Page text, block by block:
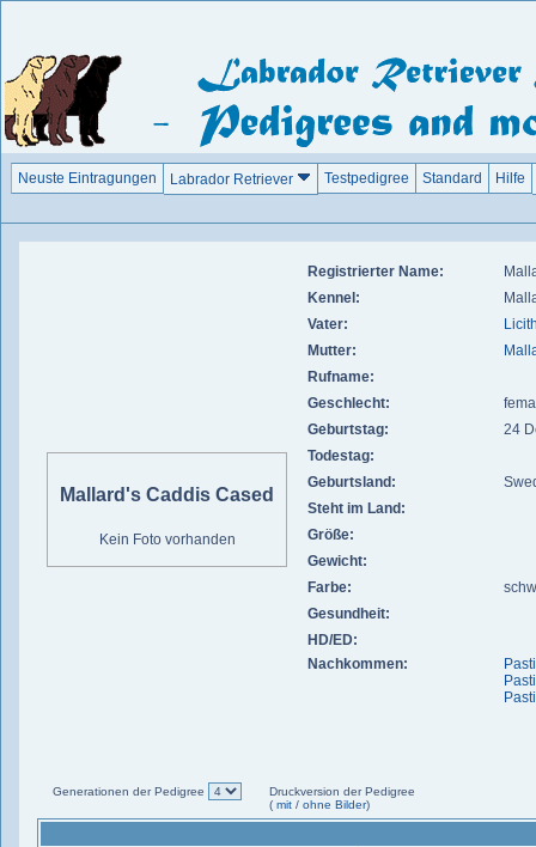
Neuste Eintragungen Labrador Retriever Testpedigree Standard Hilfe
Mallard's Caddis Cased
Kein Foto vorhanden
Registrierter Name:
Kennel:
Vater:
Mutter:
Rufname:
Geschlecht:
Geburtstag:
24
Todestag:
Geburtsland:
Steht im Land:
Größe:
Gewicht:
Farbe:
Gesundheit:
HD/ED:
Nachkommen:
Generationen der Pedigree
Druckversion der Pedigree
( mit / ohne Bilder)